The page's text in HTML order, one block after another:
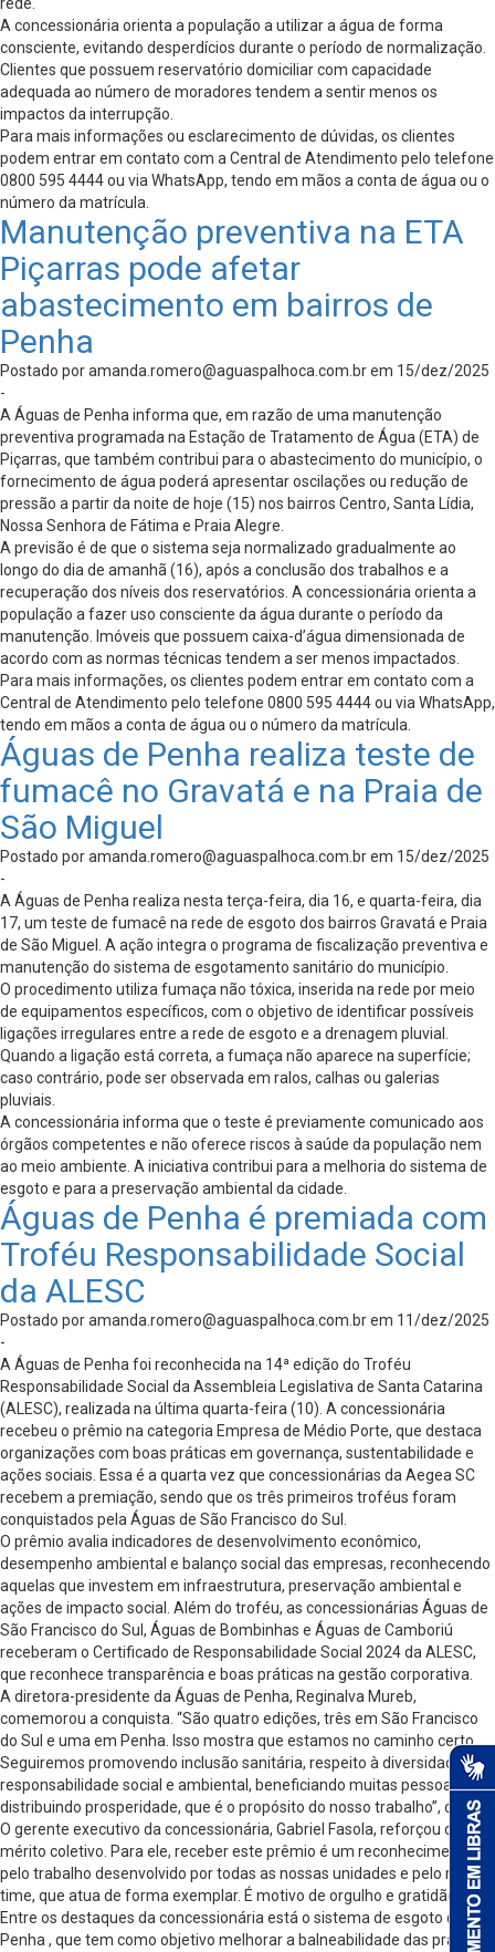
A concessionária orienta a população a utilizar a água de forma
consciente, evitando desperdícios durante o período de normalização.
Clientes que possuem reservatório domiciliar com capacidade
adequada ao número de moradores tendem a sentir menos os
impactos da interrupção.
Para mais informações ou esclarecimento de dúvidas, os clientes
podem entrar em contato com a Central de Atendimento pelo telefone
0800 595 4444 ou via WhatsApp, tendo em mãos a conta de água ou o
número da matrícula.
Manutenção preventiva na ETA
Piçarras pode afetar
abastecimento em bairros de
Penha
Postado poramanda.romero@aguaspalhoca.com.brem 15/dez/2025
-
A Águas de Penha informa que, em razão de uma manutenção
preventiva programada na Estação de Tratamento de Água (ETA) de
Piçarras, que também contribui para o abastecimento do município, o
fornecimento de água poderá apresentar oscilações ou redução de
pressão a partir da noite de hoje (15) nos bairros Centro, Santa Lídia,
Nossa Senhora de Fátima e Praia Alegre.
A previsão é de que o sistema seja normalizado gradualmente ao
longo do dia de amanhã (16), após a conclusão dos trabalhos e a
recuperação dos níveis dos reservatórios. A concessionária orienta a
população a fazer uso consciente da água durante o período da
manutenção. Imóveis que possuem caixa-d’água dimensionada de
acordo com as normas técnicas tendem a ser menos impactados.
Para mais informações, os clientes podem entrar em contato com a
Central de Atendimento pelo telefone 0800 595 4444 ou via WhatsApp,
tendo em mãos a conta de água ou o número da matrícula.
Águas de Penha realiza teste de
fumacê no Gravatá e na Praia de
São Miguel
Postado poramanda.romero@aguaspalhoca.com.brem 15/dez/2025
-
A Águas de Penha realiza nesta terça-feira, dia 16, e quarta-feira, dia
17, um teste de fumacê na rede de esgoto dos bairros Gravatá e Praia
de São Miguel. A ação integra o programa de fiscalização preventiva e
manutenção do sistema de esgotamento sanitário do município.
O procedimento utiliza fumaça não tóxica, inserida na rede por meio
de equipamentos específicos, com o objetivo de identificar possíveis
ligações irregulares entre a rede de esgoto e a drenagem pluvial.
Quando a ligação está correta, a fumaça não aparece na superfície;
caso contrário, pode ser observada em ralos, calhas ou galerias
pluviais.
A concessionária informa que o teste é previamente comunicado aos
órgãos competentes e não oferece riscos à saúde da população nem
ao meio ambiente. A iniciativa contribui para a melhoria do sistema de
esgoto e para a preservação ambiental da cidade.
Águas de Penha é premiada com
Troféu Responsabilidade Social
da ALESC
Postado poramanda.romero@aguaspalhoca.com.brem 11/dez/2025
-
A Águas de Penha foi reconhecida na 14ª edição do Troféu
Responsabilidade Social da Assembleia Legislativa de Santa Catarina
(ALESC), realizada na última quarta-feira (10). A concessionária
recebeu o prêmio na categoria Empresa de Médio Porte, que destaca
organizações com boas práticas em governança, sustentabilidade e
ações sociais. Essa é a quarta vez que concessionárias da Aegea SC
recebem a premiação, sendo que os três primeiros troféus foram
conquistados pela Águas de São Francisco do Sul.
O prêmio avalia indicadores de desenvolvimento econômico,
desempenho ambiental e balanço social das empresas, reconhecendo
aquelas que investem em infraestrutura, preservação ambiental e
ações de impacto social. Além do troféu, as concessionárias Águas de
São Francisco do Sul, Águas de Bombinhas e Águas de Camboriú
receberam o Certificado de Responsabilidade Social 2024 da ALESC,
que reconhece transparência e boas práticas na gestão corporativa.
A diretora-presidente da Águas de Penha, Reginalva Mureb,
comemorou a conquista. “São quatro edições, três em São Francisco
do Sul e uma em Penha. Isso mostra que estamos no caminho certo.
Seguiremos promovendo inclusão sanitária, respeito à diversidade e
responsabilidade social e ambiental, beneficiando muitas pessoas e
distribuindo prosperidade, que é o propósito do nosso trabalho”, cita.
O gerente executivo da concessionária, Gabriel Fasola, reforçou o
mérito coletivo. Para ele, receber este prêmio é um reconhecimento
pelo trabalho desenvolvido por todas as nossas unidades e pelo nosso
time, que atua de forma exemplar. É motivo de orgulho e gratidão.
Entre os destaques da concessionária está o sistema de esgoto de
Penha , que tem como objetivo melhorar a balneabilidade das praias,